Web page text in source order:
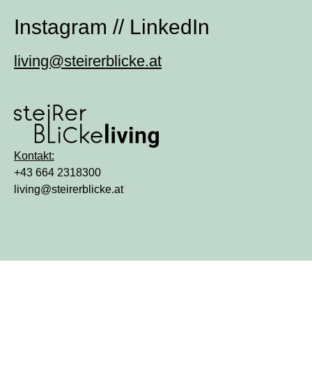
Kontakt:
+43 664 2318300
living@steirerblicke.at
Instagram // LinkedIn
living@steirerblicke.at